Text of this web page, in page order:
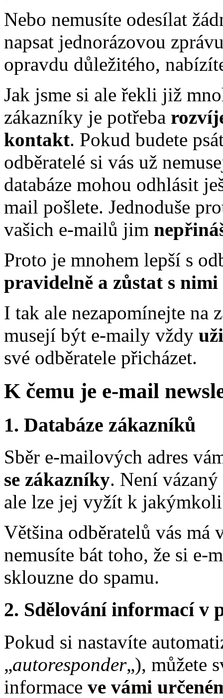
Nebo nemusíte odesílat
napsat jednorázovou
opravdu důležitého,
Jak jsme si ale řekli již
zákazníky je potřeba
kontakt. Pokud budete
odběratelé si vás už
databáze mohou odhlásit
mail pošlete. Jednoduše
vašich e-mailů jim
Proto je mnohem lepší s
pravidelně a zůstat s
I tak ale nezapomínejte na
musejí být e-maily vždy
své odběratele přicházet.
K čemu je e-mail
1. Databáze zákazníků
Sběr e-mailových adres
se zákazníky. Není
ale lze jej vyžít k
Většina odběratelů vás má
nemusíte bát toho, že si e-
sklouzne do spamu.
2. Sdělování informací v
Pokud si nastavíte
„autoresponder„), můžete
informace ve vámi